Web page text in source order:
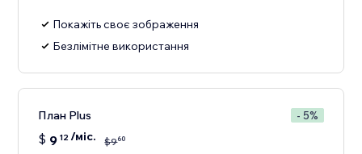
Покажіть своє зображення
Безлімітне використання
План Plus - 5%
$ 9 12/міс. $960